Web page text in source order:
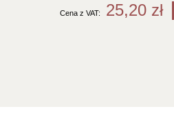
25,20 zł
Cena z VAT: